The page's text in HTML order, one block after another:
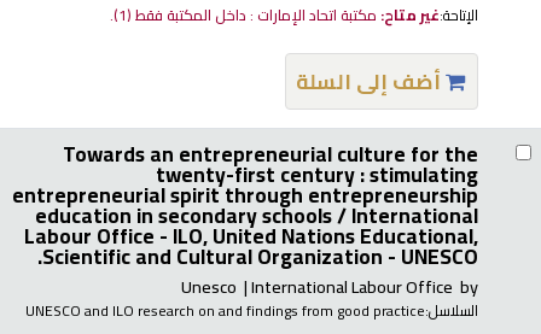
الإتاحة:غير متاح: مكتبة اتحاد الإمارات : داخل المكتبة فقط(1).
أضف إلى السلة
Towards an entrepreneurial culture for the
twenty-first century : stimulating
entrepreneurial spirit through entrepreneurship
education in secondary schools /International
Labour Office - ILO, United Nations Educational,
Scientific and Cultural Organization - UNESCO.
by
International Labour Office
Unesco
السلاسل:UNESCO and ILO research on and findings from good practice